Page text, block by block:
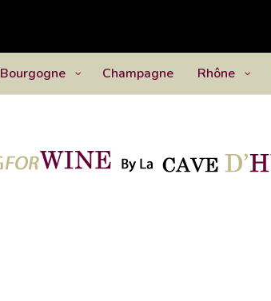
Bourgogne Champagne Rhône